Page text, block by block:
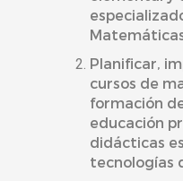
Planificar,
cursos de
formación
educación
didácticas
tecnologías